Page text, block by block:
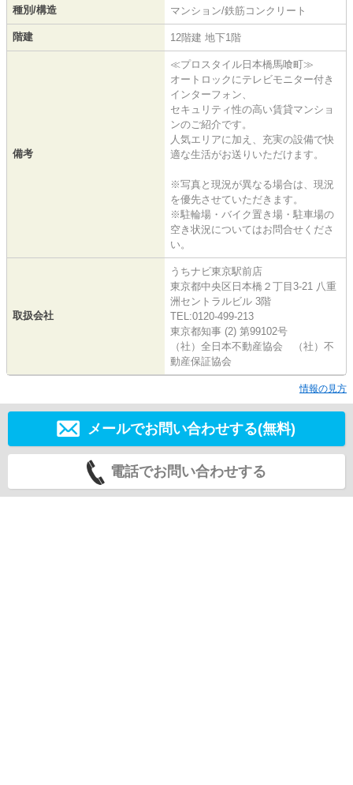
種別/構造 マンション/鉄筋コンクリート
階建 12階建 地下1階
備考
≪プロスタイル日本橋馬喰町≫
オートロックにテレビモニター付き
インターフォン、
セキュリティ性の高い賃貸マンショ
ンのご紹介です。
人気エリアに加え、充実の設備で快
適な生活がお送りいただけます。
※写真と現況が異なる場合は、現況
を優先させていただきます。
※駐輪場・バイク置き場・駐車場の
空き状況についてはお問合せくださ
い。
取扱会社
うちナビ東京駅前店
東京都中央区日本橋２丁目3-21 八重
洲セントラルビル 3階
TEL:0120-499-213
東京都知事 (2) 第99102号
（社）全日本不動産協会 （社）不
動産保証協会
情報の見方
メールでお問い合わせする(無料)
電話でお問い合わせする